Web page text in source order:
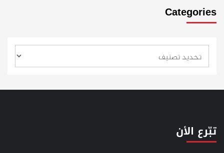
Categories
تبّرع الأن